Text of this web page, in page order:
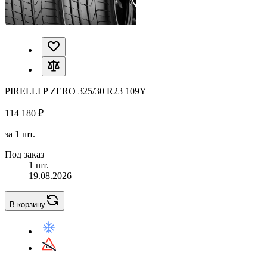
PIRELLI P ZERO 325/30 R23 109Y
114 180 ₽
за 1 шт.
Под заказ
1 шт.
19.08.2026
В корзину